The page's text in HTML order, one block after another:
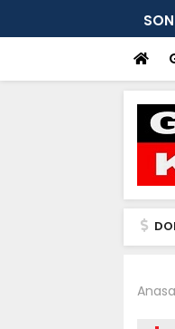
Özbey'in acısı: 'Bu